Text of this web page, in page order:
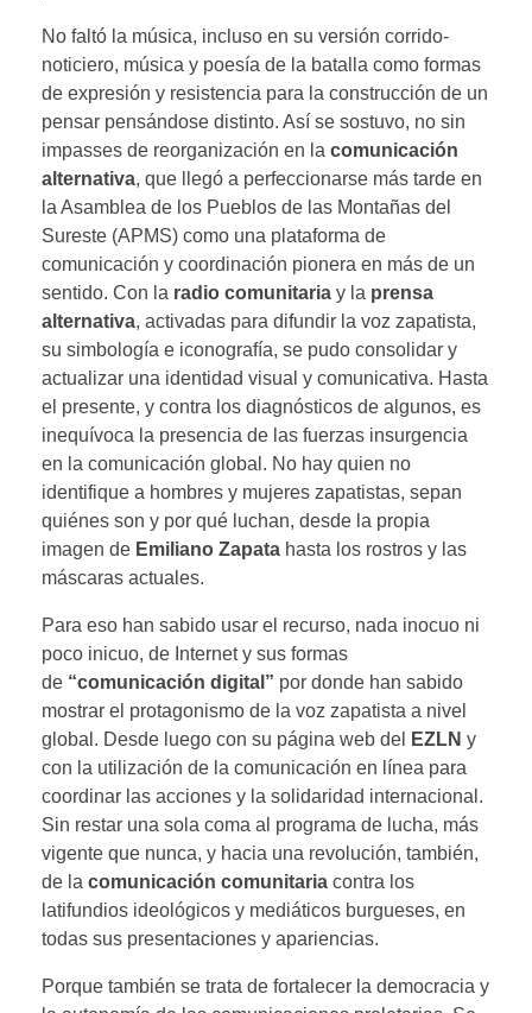
No faltó la música, incluso en su versión corrido-
noticiero, música y poesía de la batalla como formas
de expresión y resistencia para la construcción de un
pensar pensándose distinto. Así se sostuvo, no sin
impasses de reorganización en la comunicación
alternativa, que llegó a perfeccionarse más tarde en
la Asamblea de los Pueblos de las Montañas del
Sureste (APMS) como una plataforma de
comunicación y coordinación pionera en más de un
sentido. Con la radio comunitaria y la prensa
alternativa, activadas para difundir la voz zapatista,
su simbología e iconografía, se pudo consolidar y
actualizar una identidad visual y comunicativa. Hasta
el presente, y contra los diagnósticos de algunos, es
inequívoca la presencia de las fuerzas insurgencia
en la comunicación global. No hay quien no
identifique a hombres y mujeres zapatistas, sepan
quiénes son y por qué luchan, desde la propia
imagen de Emiliano Zapata hasta los rostros y las
máscaras actuales.
Para eso han sabido usar el recurso, nada inocuo ni
poco inicuo, de Internet y sus formas
de “comunicación digital” por donde han sabido
mostrar el protagonismo de la voz zapatista a nivel
global. Desde luego con su página web del
EZLN y
con la utilización de la comunicación en línea para
coordinar las acciones y la solidaridad internacional.
Sin restar una sola coma al programa de lucha, más
vigente que nunca, y hacia una revolución, también,
de la comunicación comunitaria contra los
latifundios ideológicos y mediáticos burgueses, en
todas sus presentaciones y apariencias.
Porque también se trata de fortalecer la democracia y